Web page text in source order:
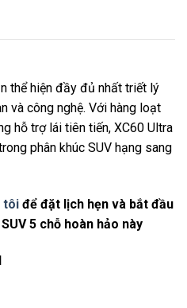
thể hiện đầy đủ nhất triết lý
và công nghệ. Với hàng loạt
hỗ trợ lái tiên tiến, XC60 Ultra
phân khúc SUV hạng sang
tôi để đặt lịch hẹn và bắt đầu
5 chỗ hoàn hảo này